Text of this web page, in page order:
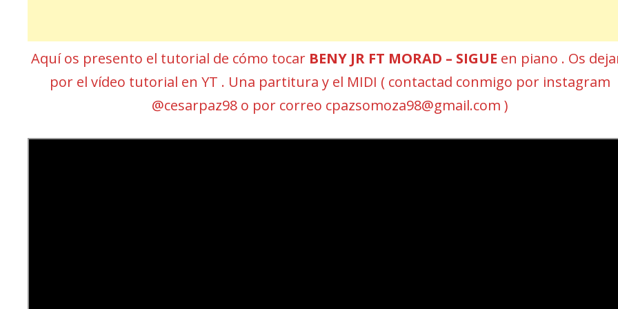
Aquí os presento el tutorial de cómo tocar BENY JR FT MORAD – SIGUE en piano . Os
por el vídeo tutorial en YT . Una partitura y el MIDI ( contactad conmigo por instagram
@cesarpaz98 o por correo cpazsomoza98@gmail.com )